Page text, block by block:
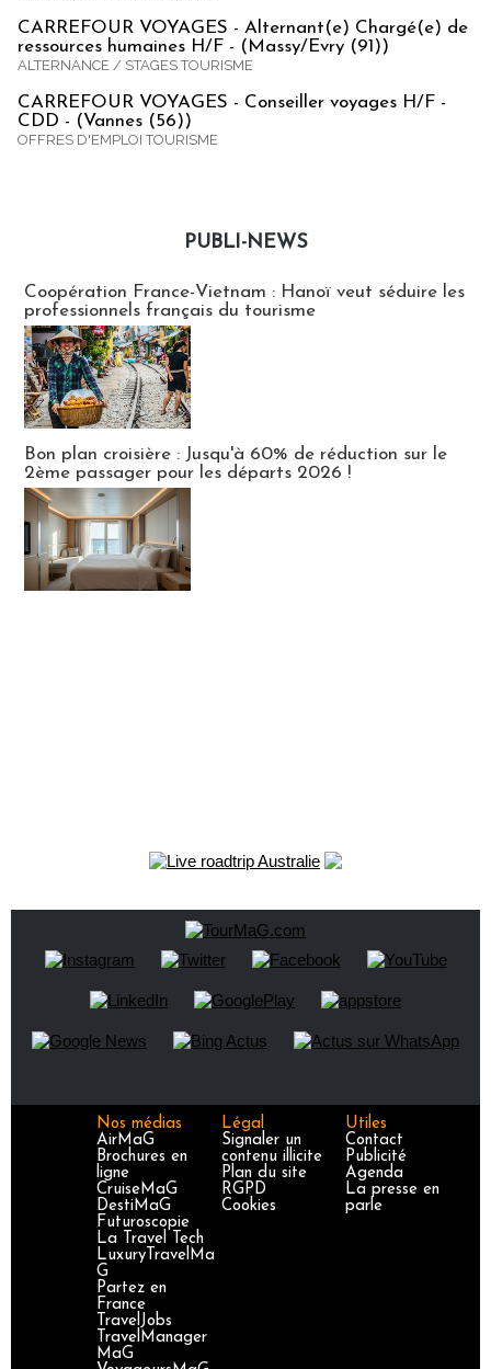
CARREFOUR VOYAGES - Alternant(e) Chargé(e) de
ressources humaines H/F - (Massy/Evry (91))
ALTERNANCE / STAGES TOURISME
CARREFOUR VOYAGES - Conseiller voyages H/F -
CDD - (Vannes (56))
OFFRES D'EMPLOI TOURISME
PUBLI-NEWS
Coopération France-Vietnam : Hanoï veut séduire les
professionnels français du tourisme
Bon plan croisière : Jusqu'à 60% de réduction sur le
2ème passager pour les départs 2026 !
Nos médias
AirMaG
Brochures en
ligne
CruiseMaG
DestiMaG
Futuroscopie
La Travel Tech
LuxuryTravelMa
G
Partez en
France
TravelJobs
TravelManager
MaG
Légal
Signaler un
contenu illicite
Plan du site
RGPD
Cookies
Utiles
Contact
Publicité
Agenda
La presse en
parle